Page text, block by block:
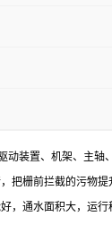
动装置、机架、主
把栅前拦截的污物
，通水面积大，运